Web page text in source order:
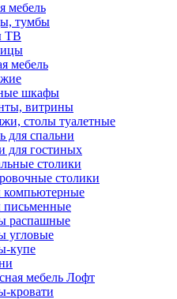
мебель
тумбы
ТВ
мебель
шкафы
витрины
столы туалетные
для спальни
для гостиных
столики
столики
распашные
угловые
купе
мебель Лофт
кровати